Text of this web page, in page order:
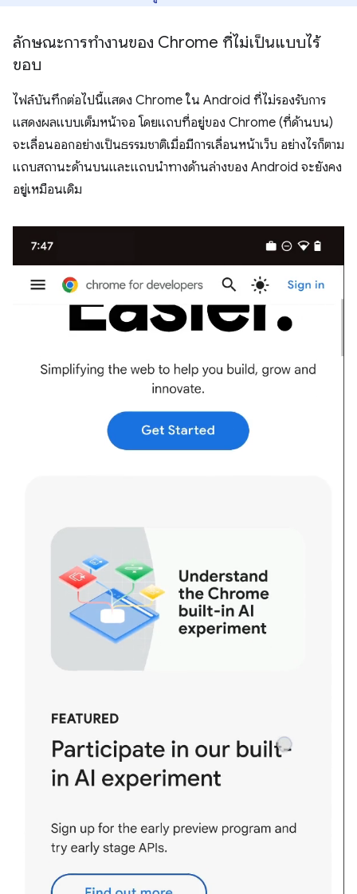
ลักษณะการทํางานของ Chrome ที่ไม่เป็นแบบไร้
ขอบ
ไฟล์บันทึกต่อไปนี้แสดง Chrome ใน Android ที่ไม่รองรับการ
แสดงผลแบบเต็มหน้าจอ โดยแถบที่อยู่ของ Chrome (ที่ด้านบน)
จะเลื่อนออกอย่างเป็นธรรมชาติเมื่อมีการเลื่อนหน้าเว็บ อย่างไรก็ตาม
แถบสถานะด้านบนและแถบนําทางด้านล่างของ Android จะยังคง
อยู่เหมือนเดิม